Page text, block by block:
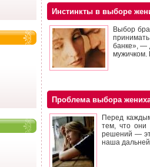
Инстинкты в выборе
Выбор
банке», —
мужичком.
Проблема выбора
Перед
тем, что они
решений —
наша